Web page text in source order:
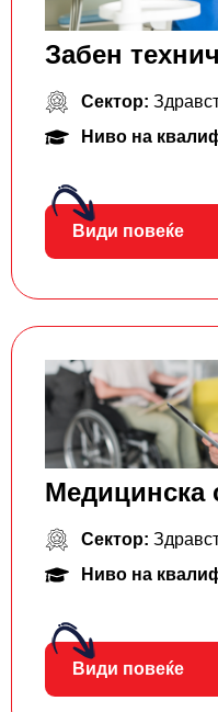
Забен
Сектор:
Ниво на
Види повеќе
Медицинска
Сектор:
Ниво на
Види повеќе